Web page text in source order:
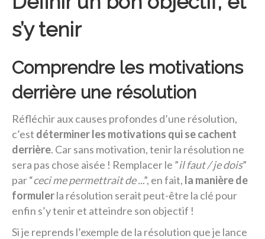
s’y tenir
Comprendre les motivations
derrière une résolution
Réfléchir aux causes profondes d’une résolution,
c’est déterminer les motivations qui se cachent
derrière. Car sans motivation, tenir la résolution ne
sera pas chose aisée ! Remplacer le ”il faut / je dois”
par “ceci me permettrait de ...”, en fait, la manière de
formulerla résolution serait peut-être la clé pour
enfin s’y tenir et atteindre son objectif !
Si je reprends l’exemple de la résolution que je lance